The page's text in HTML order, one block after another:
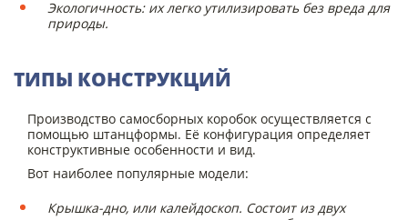
Экологичность: их легко утилизировать без вреда для
природы.
ТИПЫ КОНСТРУКЦИЙ
Производство самосборных коробок осуществляется с
помощью штанцформы. Её конфигурация определяет
конструктивные особенности и вид.
Вот наиболее популярные модели:
Крышка-дно, или калейдоскоп. Состоит из двух